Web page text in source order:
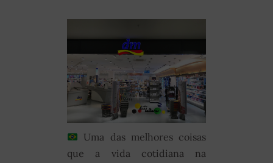
Uma das melhores coisas
que a vida cotidiana na